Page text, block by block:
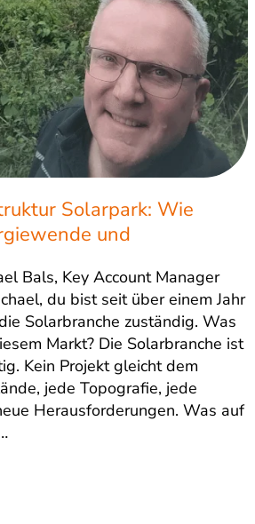
Solarpark: Wie
und
Bals, Key Account Manager
du bist seit über einem Jahr
Solarbranche zuständig. Was
Markt? Die Solarbranche ist
Kein Projekt gleicht dem
jede Topografie, jede
Herausforderungen. Was auf